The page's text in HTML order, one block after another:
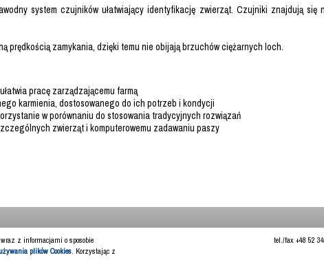
system czujników ułatwiający identyfikację zwierząt. Czujniki znajdują się
prędkością zamykania, dzięki temu nie obijają brzuchów ciężarnych loch.
pracę zarządzającemu farmą
karmienia, dostosowanego do ich potrzeb i kondycji
w porównaniu do stosowania tradycyjnych rozwiązań
zwierząt i komputerowemu zadawaniu paszy
z informacjami o sposobie
plików Cookies. Korzystając z
tel./fax +48 52